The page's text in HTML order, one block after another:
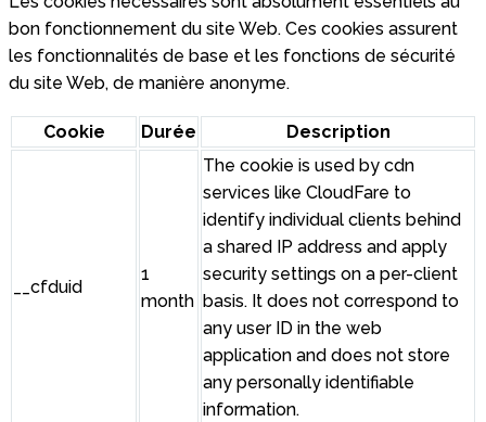
bon fonctionnement du site Web. Ces cookies assurent
les fonctionnalités de base et les fonctions de sécurité
du site Web, de manière anonyme.
Cookie Durée Description
__cfduid
1
month
The cookie is used by cdn
services like CloudFare to
identify individual clients behind
a shared IP address and apply
security settings on a per-client
basis. It does not correspond to
any user ID in the web
application and does not store
any personally identifiable
information.